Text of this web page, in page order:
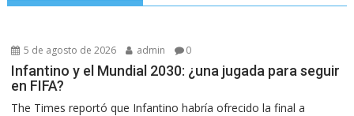
5 de agosto de 2026 admin 0
Infantino y el Mundial 2030: ¿una jugada para seguir
en FIFA?
The Times reportó que Infantino habría ofrecido la final a